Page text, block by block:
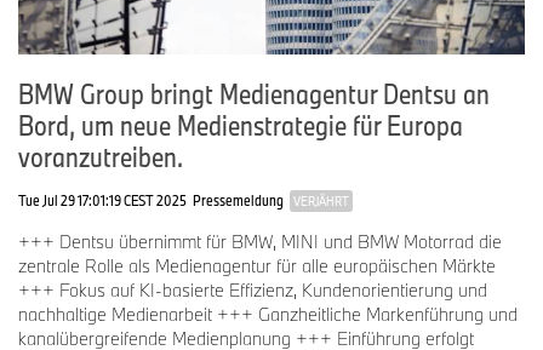
BMW Group bringt Medienagentur Dentsu an
Bord, um neue Medienstrategie für Europa
voranzutreiben.
Tue Jul 29 17:01:19 CEST 2025 Pressemeldung VERJÄHRT
+++ Dentsu übernimmt für BMW, MINI und BMW Motorrad die
zentrale Rolle als Medienagentur für alle europäischen Märkte
+++ Fokus auf KI-basierte Effizienz, Kundenorientierung und
nachhaltige Medienarbeit +++ Ganzheitliche Markenführung und
kanalübergreifende Medienplanung +++ Einführung erfolgt